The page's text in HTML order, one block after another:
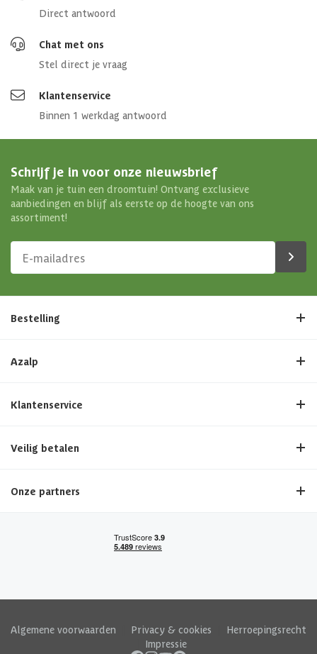
Direct antwoord
Chat met ons
Stel direct je vraag
Klantenservice
Binnen 1 werkdag antwoord
Schrijf je in voor onze nieuwsbrief
Maak van je tuin een droomtuin! Ontvang exclusieve
aanbiedingen en blijf als eerste op de hoogte van ons
assortiment!
Bestelling
Azalp
Klantenservice
Veilig betalen
Onze partners
Algemene voorwaarden Privacy & cookies
Herroepingsrecht
Impressie